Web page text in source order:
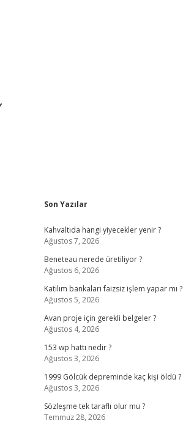
Sidebar
Son Yazılar
Kahvaltıda hangi yiyecekler yenir ?
Ağustos 7, 2026
Beneteau nerede üretiliyor ?
Ağustos 6, 2026
Katılım bankaları faizsiz işlem yapar mı ?
Ağustos 5, 2026
Avan proje için gerekli belgeler ?
Ağustos 4, 2026
153 wp hattı nedir ?
Ağustos 3, 2026
1999 Gölcük depreminde kaç kişi öldü ?
Ağustos 3, 2026
Sözleşme tek taraflı olur mu ?
Temmuz 28, 2026